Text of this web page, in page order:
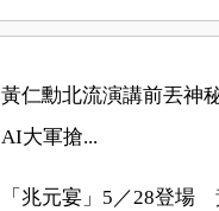
黃仁勳北流演講前丟神
AI大軍搶...
「兆元宴」5／28登場